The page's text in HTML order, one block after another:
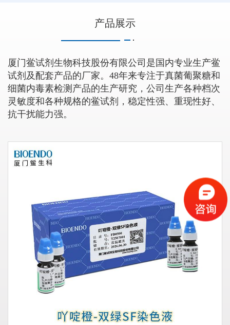
产品展示
厦门鲎试剂生物科技股份有限公司是国内专业生产鲎
试剂及配套产品的厂家。48年来专注于真菌葡聚糖和
细菌内毒素检测产品的生产研究，公司生产各种档次
灵敏度和各种规格的鲎试剂，稳定性强、重现性好、
抗干扰能力强。